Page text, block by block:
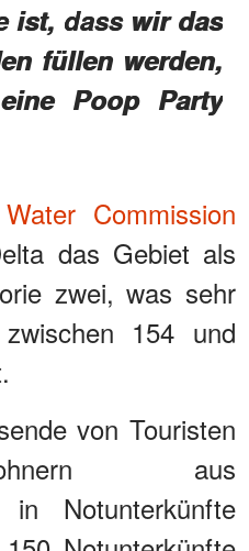
ist, dass wir das
füllen werden,
Poop Party
Commission
das Gebiet als
zwei, was sehr
154 und
von Touristen
aus
in Notunterkünfte